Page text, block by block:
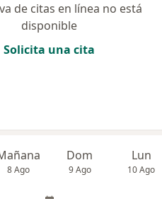
de citas en línea no está
disponible
Solicita una cita
8 Ago
Dom
9 Ago
Lun
10 Ago